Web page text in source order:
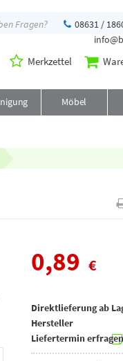
Fragen?
08631 /
Merkzettel
Möbel
0,89 €
Direktlieferung ab
Hersteller
Liefertermin erfragen